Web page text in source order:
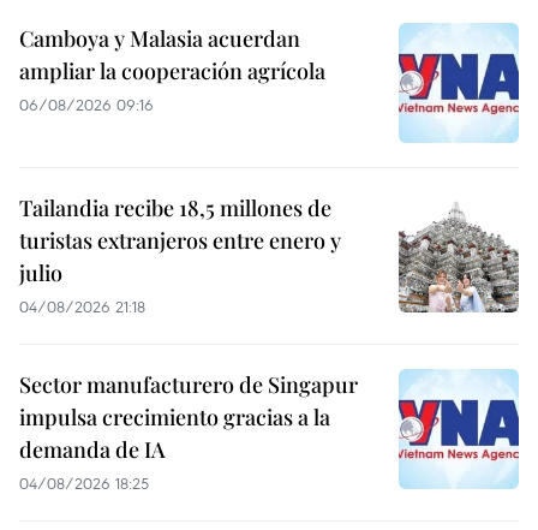
Camboya y Malasia acuerdan
ampliar la cooperación agrícola
06/08/2026 09:16
Tailandia recibe 18,5 millones de
turistas extranjeros entre enero y
julio
04/08/2026 21:18
Sector manufacturero de Singapur
impulsa crecimiento gracias a la
demanda de IA
04/08/2026 18:25